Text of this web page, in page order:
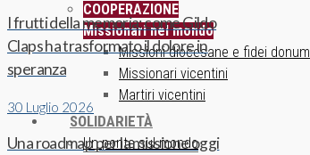
COOPERAZIONE
Missionari nel mondo
Missioni diocesane e fidei donum
Missionari vicentini
Martiri vicentini
SOLIDARIETÀ
Un ponte sul mondo
I frutti della memoria: come Gildo
Claps ha trasformato il dolore in
speranza
30 Luglio 2026
Una roadmap per la missione oggi